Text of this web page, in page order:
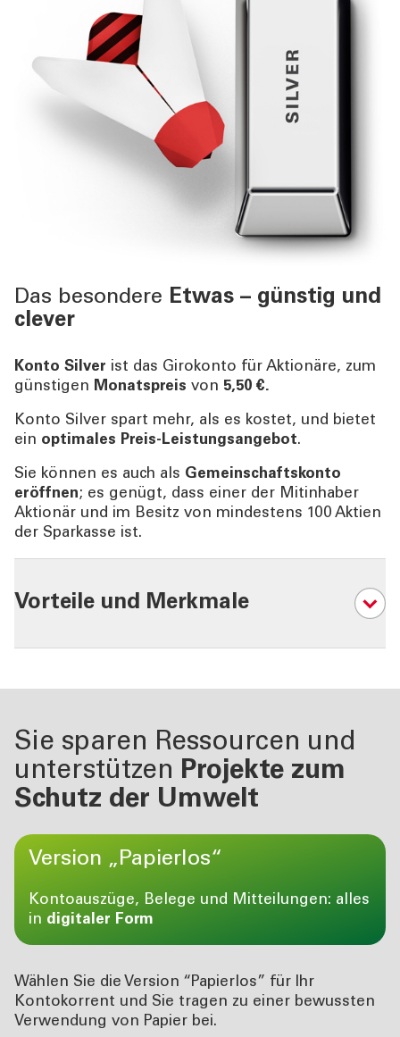
Das besondere Etwas – günstig und
clever
Konto Silver ist das Girokonto für Aktionäre, zum
günstigen Monatspreis von 5,50 €.
Konto Silver spart mehr, als es kostet, und bietet
ein optimales Preis-Leistungsangebot.
Sie können es auch als Gemeinschaftskonto
eröffnen; es genügt, dass einer der Mitinhaber
Aktionär und im Besitz von mindestens 100 Aktien
der Sparkasse ist.
Vorteile und Merkmale
Sie sparen Ressourcen und
unterstützen Projekte zum
Schutz der Umwelt
Version „Papierlos“
Kontoauszüge, Belege und Mitteilungen: alles
in digitaler Form
Wählen Sie die Version “Papierlos” für Ihr
Kontokorrent und Sie tragen zu einer bewussten
Verwendung von Papier bei.